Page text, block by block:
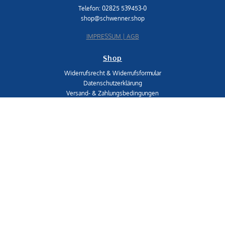
Telefon: 02825 539453-0
shop@schwenner.shop
IMPRESSUM AGB
Shop
Widerrufsrecht & Widerrufsformular
Datenschutzerklärung
Versand- & Zahlungsbedingungen